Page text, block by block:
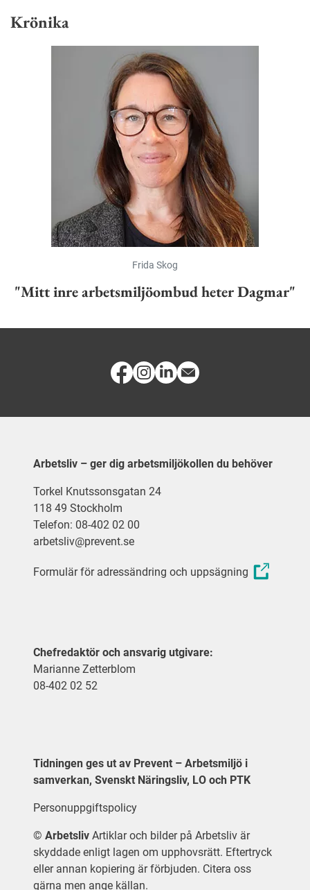
Krönika
Frida Skog
"Mitt inre arbetsmiljöombud heter Dagmar"
Arbetsliv – ger dig arbetsmiljökollen du behöver
Torkel Knutssonsgatan 24
118 49 Stockholm
Telefon: 08-402 02 00
arbetsliv@prevent.se
Formulär för adressändring och uppsägning
Chefredaktör och ansvarig utgivare:
Marianne Zetterblom
08-402 02 52
Tidningen ges ut av Prevent – Arbetsmiljö i
samverkan, Svenskt Näringsliv, LO och PTK
Personuppgiftspolicy
© Arbetsliv Artiklar och bilder på Arbetsliv är
skyddade enligt lagen om upphovsrätt. Eftertryck
eller annan kopiering är förbjuden. Citera oss
gärna men ange källan.